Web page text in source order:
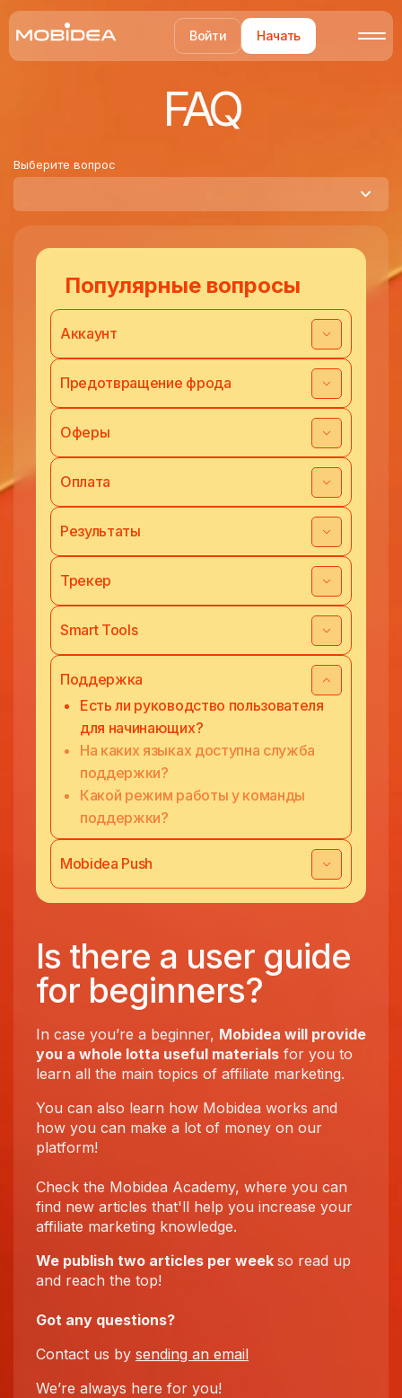
Войти Начать
FAQ
Выберите вопрос
Популярные вопросы
Аккаунт
Предотвращение фрода
Оферы
Оплата
Результаты
Трекер
Smart Tools
Поддержка
Есть ли руководство пользователя
для начинающих?
На каких языках доступна служба
поддержки?
Какой режим работы у команды
поддержки?
Mobidea Push
Is there a user guide
for beginners?
In case you’re a beginner, Mobidea will provide
you a whole lotta useful materials for you to
learn all the main topics of affiliate marketing.
You can also learn how Mobidea works and
how you can make a lot of money on our
platform!
Check the Mobidea Academy, where you can
find new articles that'll help you increase your
affiliate marketing knowledge.
We publish two articles per week so read up
and reach the top!
Got any questions?
Contact us by sending an email
We’re always here for you!